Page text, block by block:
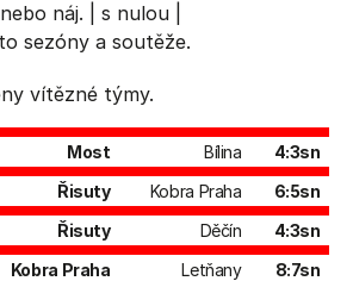
náj. s nulou
sezóny a soutěže.
vítězné týmy.
Most Bílina
4:3sn
Řisuty Kobra Praha
6:5sn
Řisuty Děčín
4:3sn
Kobra Praha Letňany
8:7sn